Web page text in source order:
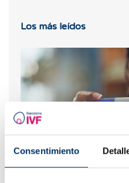
Consentimiento
Los más leídos